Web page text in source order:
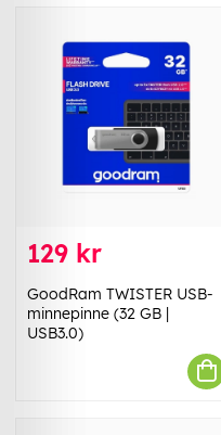
129 kr
GoodRam TWISTER USB-
minnepinne (32 GB |
USB3.0)